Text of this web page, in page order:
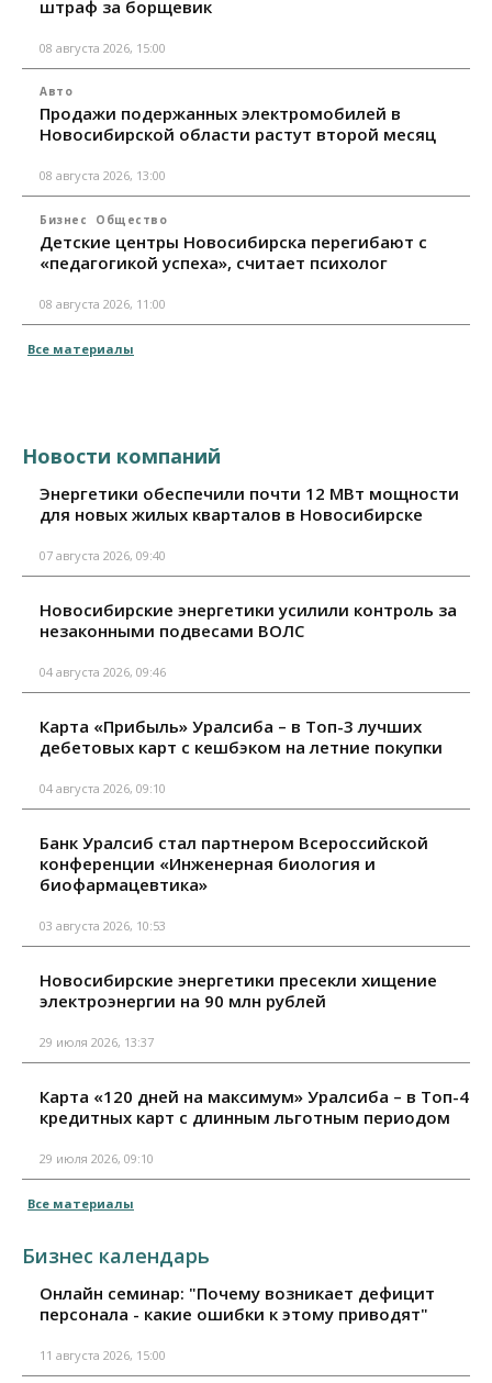
штраф за борщевик
08 августа 2026, 15:00
Авто
Продажи подержанных электромобилей в
Новосибирской области растут второй месяц
08 августа 2026, 13:00
Бизнес Общество
Детские центры Новосибирска перегибают с
«педагогикой успеха», считает психолог
08 августа 2026, 11:00
Все материалы
Новости компаний
Энергетики обеспечили почти 12 МВт мощности
для новых жилых кварталов в Новосибирске
07 августа 2026, 09:40
Новосибирские энергетики усилили контроль за
незаконными подвесами ВОЛС
04 августа 2026, 09:46
Карта «Прибыль» Уралсиба – в Топ-3 лучших
дебетовых карт с кешбэком на летние покупки
04 августа 2026, 09:10
Банк Уралсиб стал партнером Всероссийской
конференции «Инженерная биология и
биофармацевтика»
03 августа 2026, 10:53
Новосибирские энергетики пресекли хищение
электроэнергии на 90 млн рублей
29 июля 2026, 13:37
Карта «120 дней на максимум» Уралсиба – в Топ-4
кредитных карт с длинным льготным периодом
29 июля 2026, 09:10
Все материалы
Бизнес календарь
Онлайн семинар: "Почему возникает дефицит
персонала - какие ошибки к этому приводят"
11 августа 2026, 15:00